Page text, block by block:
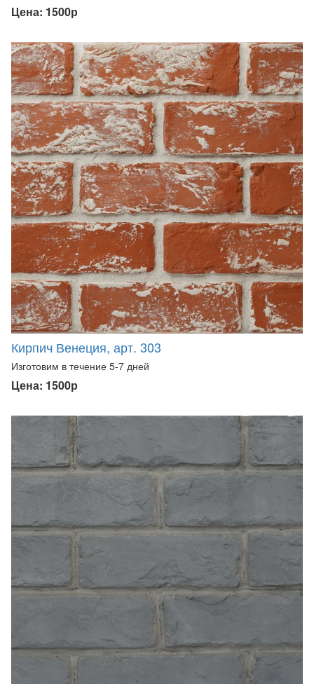
Цена: 1500р
Кирпич Венеция, арт. 303
Изготовим в течение 5-7 дней
Цена: 1500р